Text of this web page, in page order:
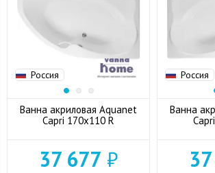
Россия
Ванна акриловая Aquanet
Capri 170x110 R
37 677 ₽
Россия
Ванна